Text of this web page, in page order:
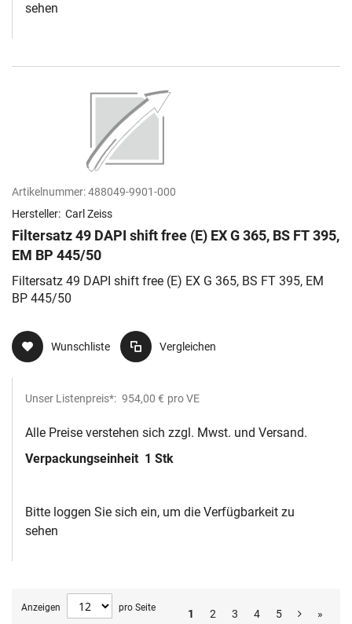
sehen
Artikelnummer:488049-9901-000
Hersteller: Carl Zeiss
Filtersatz 49 DAPI shift free (E) EX G 365, BS FT 395,
EM BP 445/50
Filtersatz 49 DAPI shift free (E) EX G 365, BS FT 395, EM
BP 445/50
Wunschliste Vergleichen
Unser Listenpreis*: 954,00 € pro VE
Alle Preise verstehen sich zzgl. Mwst. und Versand.
Verpackungseinheit 1 Stk
Bitte loggen Sie sich ein, um die Verfügbarkeit zu
sehen
Anzeigen pro Seite 1 2 3 4 5 »